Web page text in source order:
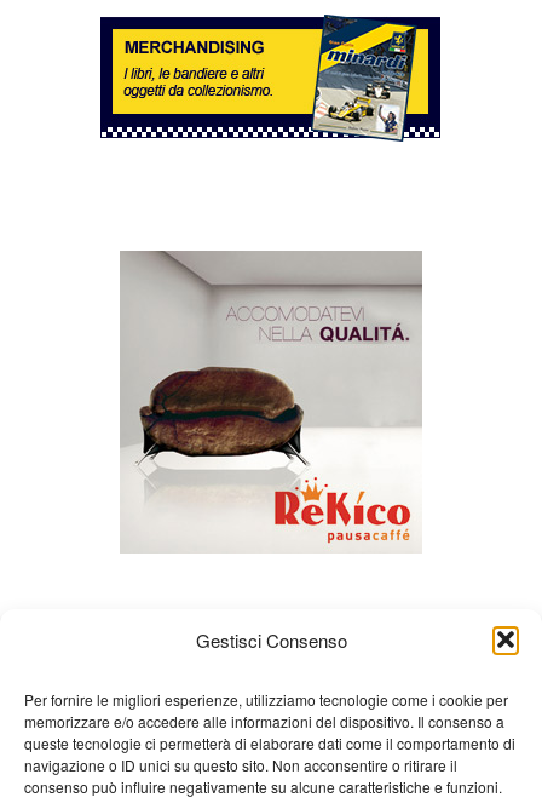
Gestisci Consenso
Per fornire le migliori esperienze, utilizziamo tecnologie come i cookie per
memorizzare e/o accedere alle informazioni del dispositivo. Il consenso a
queste tecnologie ci permetterà di elaborare dati come il comportamento di
navigazione o ID unici su questo sito. Non acconsentire o ritirare il
consenso può influire negativamente su alcune caratteristiche e funzioni.
About us Gian Carlo Minardi
Gear